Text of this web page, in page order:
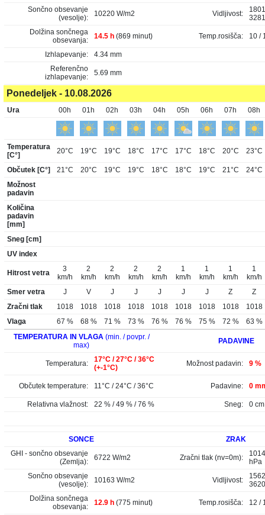
Sončno obsevanje
(vesolje):
10220 W/m2 Vidljivost:
Dolžina sončnega
obsevanja:
14.5 h (869 minut) Temp.rosišča: 10 /
Izhlapevanje:
4.34 mm
Referenčno
izhlapevanje:
5.69 mm
Ponedeljek - 10.08.2026
Ura 00h 01h 02h 03h 04h 05h 06h 07h 08h
Temperatura
[C°]
20°C 19°C 19°C 18°C 17°C 17°C 18°C 20°C 23°C
Občutek [C°] 21°C 20°C 19°C 19°C 18°C 18°C 19°C 21°C
24°C
Možnost
padavin
Količina
padavin
[mm]
Sneg [cm]
UV index
Hitrost vetra
3
km/h
2
km/h
2
km/h
2
km/h
2
km/h
1
km/h
1
km/h
1
km/h
1
km/h
Smer vetra
J V J J J J J Z
Z
Zračni tlak
1018 1018 1018 1018 1018 1018 1018 1018
1018
Vlaga
67 % 68 % 71 % 73 % 76 % 76 % 75 % 72 %
63 %
TEMPERATURA IN VLAGA (min. / povpr. /
max)
PADAVINE
Temperatura:
17°C / 27°C / 36°C
(+-1°C)
Možnost padavin: 9 %
Občutek temperature: 11°C / 24°C / 36°C Padavine: 0
Relativna vlažnost: 22 % / 49 % / 76 % Sneg: 0 cm
SONCE
ZRAK
GHI - sončno obsevanje
(Zemlja):
6722 W/m2 Zračni tlak (nv=0m):
hPa
Sončno obsevanje
(vesolje):
10163 W/m2 Vidljivost:
Dolžina sončnega
obsevanja:
12.9 h (775 minut) Temp.rosišča: 12 /